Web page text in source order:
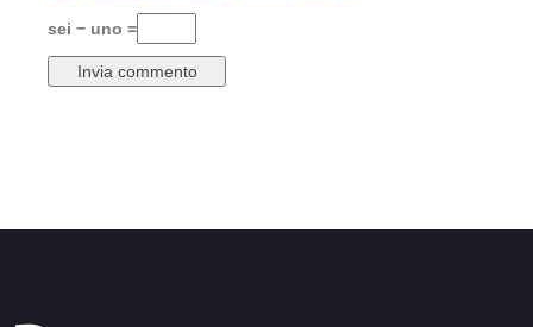
sei − uno =